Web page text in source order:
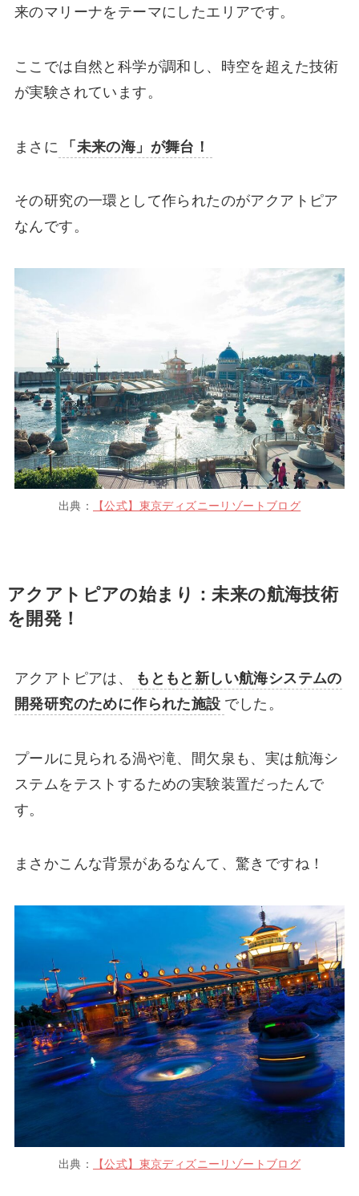
来のマリーナをテーマにしたエリアです。
ここでは自然と科学が調和し、時空を超えた技術
が実験されています。
まさに 「未来の海」が舞台！
その研究の一環として作られたのがアクアトピア
なんです。
出典： 【公式】東京ディズニーリゾートブログ
アクアトピアの始まり：未来の航海技術
を開発！
アクアトピアは、
もともと新しい航海システムの
開発研究のために作られた施設 でした。
プールに見られる渦や滝、間欠泉も、実は航海シ
ステムをテストするための実験装置だったんで
す。
まさかこんな背景があるなんて、驚きですね！
出典： 【公式】東京ディズニーリゾートブログ